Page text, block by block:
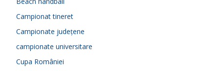
Campionat tineret
Campionate județene
campionate universitare
Cupa României